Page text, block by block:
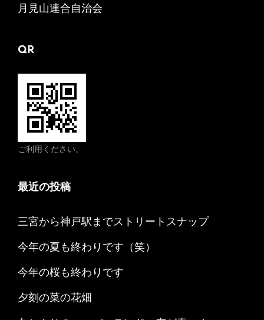
月見山連合自治会
QR
ご利用ください。
最近の投稿
三宮から神戸駅までストリートスナップ
今年の夏も終わりです（笑）
今年の桜も終わりです
夕刻の菜の花畑